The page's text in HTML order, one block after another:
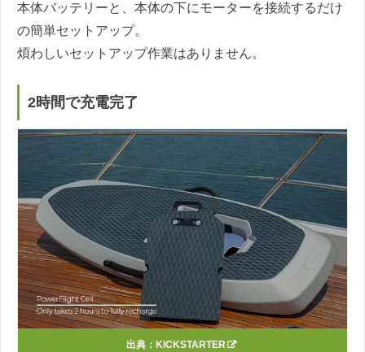
本体バッテリーと、本体の下にモーターを接続するだけ
の簡単セットアップ。
煩わしいセットアップ作業はありません。
2時間で充電完了
出典： KICKSTARTER